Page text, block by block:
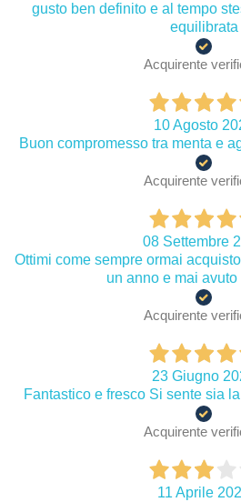
gusto ben definito e al tempo
equilibrata
Acquirente
10 Agosto
Buon compromesso tra menta e
Acquirente
08 Settembre
Ottimi come sempre ormai
un anno e mai avuto
Acquirente
23 Giugno
Fantastico e fresco Si sente sia
Acquirente
11 Aprile